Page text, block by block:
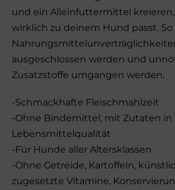
und ein Alleinfuttermittel kreieren,
wirklich zu deinem Hund passt.
ausgeschlossen werden und
Zusatzstoffe umgangen werden.
-Schmackhafte Fleischmahlzeit
-Ohne Bindemittel, mit Zutaten in
Lebensmittelqualität
-Für Hunde aller Altersklassen
-Ohne Getreide, Kartoffeln,
zugesetzte Vitamine,